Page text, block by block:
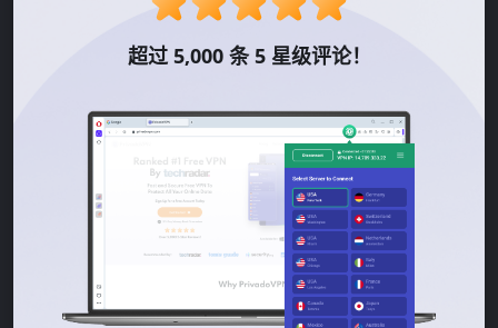
超过 5,000 条 5 星级评论！